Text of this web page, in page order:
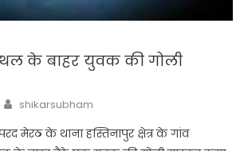
के बाहर युवक की गोली
Author
shikarsubham
मेरठ के थाना हस्तिनापुर क्षेत्र के गांव